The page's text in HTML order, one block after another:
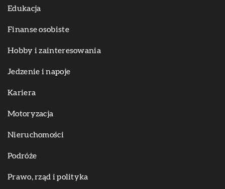
Edukacja
Finanse osobiste
Hobby i zainteresowania
Jedzenie i napoje
Kariera
Motoryzacja
Nieruchomości
Podróże
Prawo, rząd i polityka